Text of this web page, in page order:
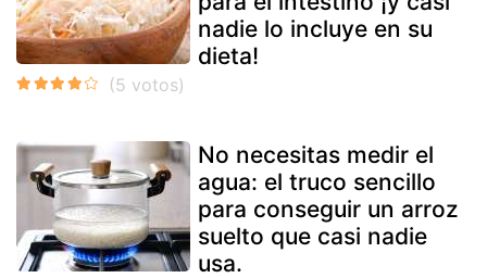
nadie lo incluye en su
dieta!
No necesitas medir el
agua: el truco sencillo
para conseguir un arroz
suelto que casi nadie
usa.